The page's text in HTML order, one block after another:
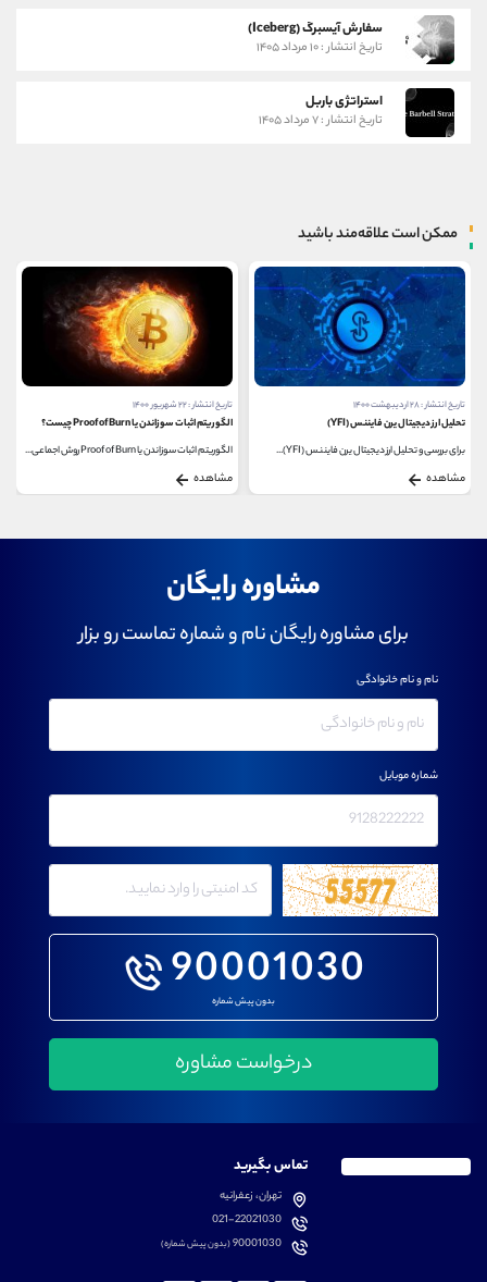
سفارش آیسبرگ (Iceberg)
تاریخ انتشار : ۱۰ مرداد ۱۴۰۵
استراتژی باربل
تاریخ انتشار : ۷ مرداد ۱۴۰۵
ممکن است علاقه‌مند باشید
تاریخ انتشار : ۲۸ اردیبهشت ۱۴۰۰
تحلیل ارز دیجیتال یرن فایننس (YFI)
برای بررسی و تحلیل ارز دیجیتال یرن فایننس (YFI)...
مشاهده
تاریخ انتشار : ۲۲ شهریور ۱۴۰۰
الگوریتم اثبات سوزاندن یا Proof of Burn چیست؟
الگوریتم اثبات سوزاندن یا Proof of Burn روش اجماعی...
مشاهده
مشاوره رایگان
برای مشاوره رایگان نام و شماره تماست رو بزار
90001030
بدون پیش شماره
نام و نام خانوادگی
شماره موبایل
تماس بگیرید
تهران، زعفرانیه
021-22021030
90001030(بدون پیش شماره)